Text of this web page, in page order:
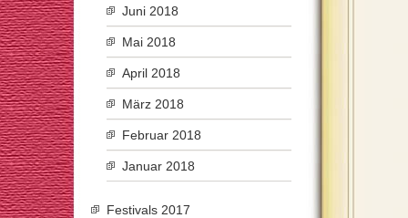
Juni 2018
Mai 2018
April 2018
März 2018
Februar 2018
Januar 2018
Festivals 2017